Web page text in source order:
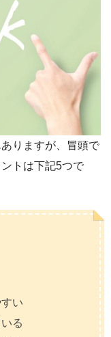
りますが、冒頭で
トは下記5つで
い
る